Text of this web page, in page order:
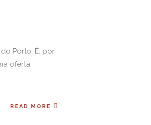
Porto. É, por
oferta
READ MORE